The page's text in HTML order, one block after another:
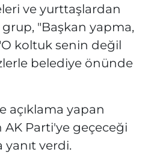
ve yurttaşlardan
"Başkan yapma,
koltuk senin değil
belediye önünde
açıklama yapan
AK Parti'ye geçeceği
verdi.